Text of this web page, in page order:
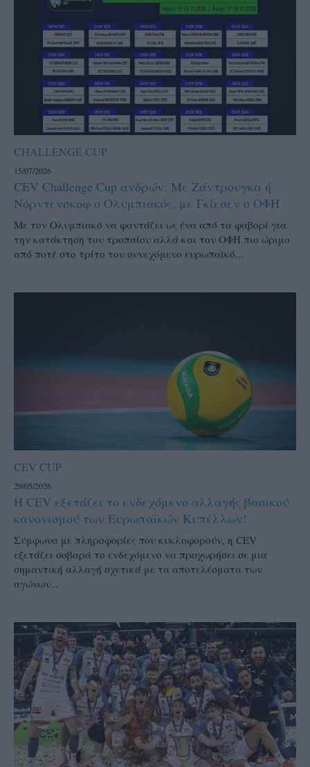
CHALLENGE CUP
15/07/2026
CEV Challenge Cup ανδρών: Με Ζάντρουγκα ή
Νόρντενσκοφ ο Ολυμπιακός, με Γκίεσεν ο ΟΦΗ
Με τον Ολυμπιακό να φαντάζει ως ένα από τα φαβορί για
την κατάκτηση του τροπαίου αλλά και τον ΟΦΗ πιο ώριμο
από ποτέ στο τρίτο του συνεχόμενο ευρωπαϊκό...
CEV CUP
29/05/2026
Η CEV εξετάζει το ενδεχόμενο αλλαγής βασικού
κανονισμού των Ευρωπαϊκών Κυπέλλων!
Σύμφωνα με πληροφορίες που κυκλοφορούν, η CEV
εξετάζει σοβαρά το ενδεχόμενο να προχωρήσει σε μια
σημαντική αλλαγή σχετικά με τα αποτελέσματα των
αγώνων...